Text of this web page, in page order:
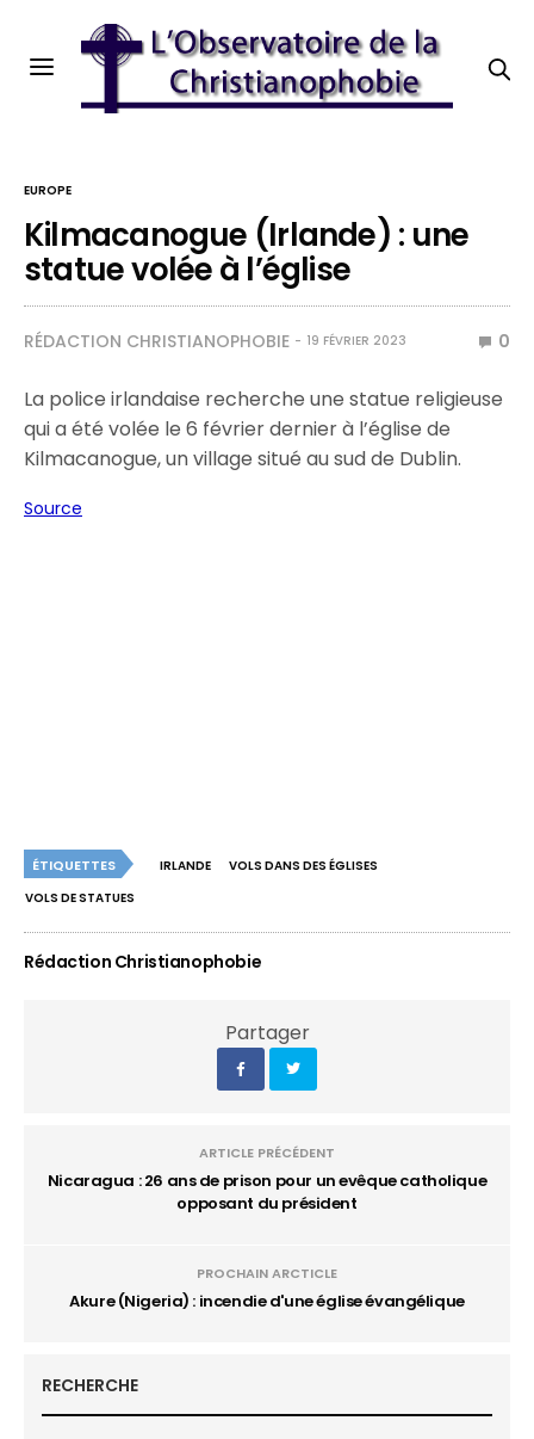
EUROPE
Kilmacanogue (Irlande) : une
statue volée à l’église
RÉDACTION CHRISTIANOPHOBIE 19 FÉVRIER 2023 0
La police irlandaise recherche une statue religieuse
qui a été volée le 6 février dernier à l’église de
Kilmacanogue, un village situé au sud de Dublin.
Source
ÉTIQUETTES IRLANDE
VOLS DANS DES ÉGLISES
VOLS DE STATUES
Rédaction Christianophobie
Partager
ARTICLE PRÉCÉDENT
Nicaragua : 26 ans de prison pour un evêque catholique
opposant du président
PROCHAIN ARCTICLE
Akure (Nigeria) : incendie d'une église évangélique
RECHERCHE